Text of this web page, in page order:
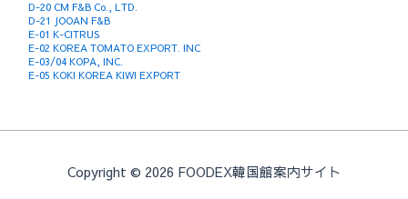
D-20 CM F&B Co., LTD.
D-21 JOOAN F&B
E-01 K-CITRUS
E-02 KOREA TOMATO EXPORT. INC
E-03/04 KOPA, INC.
E-05 KOKI KOREA KIWI EXPORT
Copyright © 2026 FOODEX韓国館案内サイト